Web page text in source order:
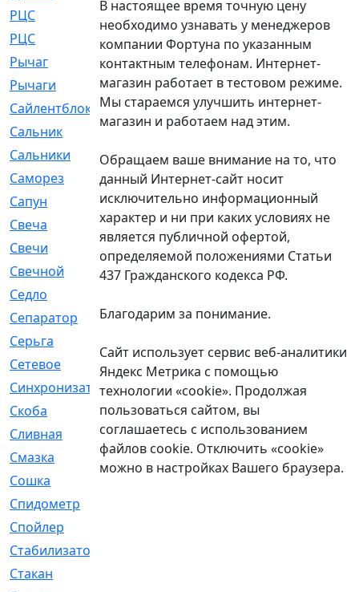
РЦC
[12]
РЦС
[84]
Рычаг
[588]
Рычаги
[3]
Сайлентблок
[4208]
Сальник
[4340]
Сальники
[123]
Саморез
[23]
Сапун
[33]
Свеча
[457]
Свечи
Свечной
[2]
Седло
Сепаратор
[6]
Серьга
Сетевое
[6]
Синхронизатор
[1]
Скоба
[4]
Сливная
[6]
Смазка
[24]
Сошка
Спидометр
Спойлер
Стабилизатор
Стакан
В настоящее время точную цену
необходимо узнавать у менеджеров
компании Фортуна по указанным
контактным телефонам. Интернет-
магазин работает в тестовом режиме.
Мы стараемся улучшить интернет-
магазин и работаем над этим.
Обращаем ваше внимание на то, что
данный Интернет-сайт носит
исключительно информационный
характер и ни при каких условиях не
является публичной офертой,
определяемой положениями Статьи
437 Гражданского кодекса РФ.
Благодарим за понимание.
Сайт использует сервис веб-аналитики
Яндекс Метрика с помощью
технологии «cookie». Продолжая
пользоваться сайтом, вы
соглашаетесь с использованием
файлов cookie. Отключить «cookie»
можно в настройках Вашего браузера.